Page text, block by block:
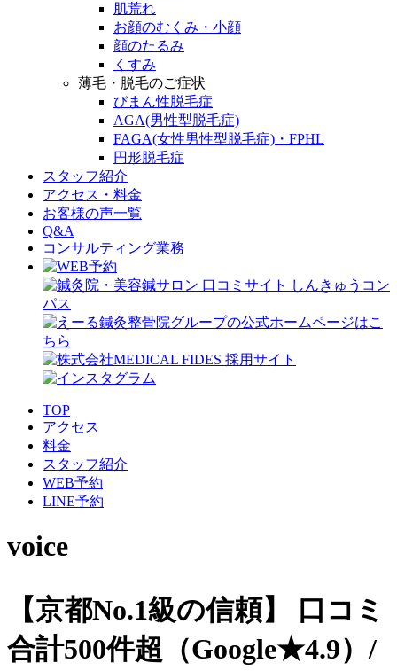
肌荒れ
お顔のむくみ・小顔
顔のたるみ
くすみ
薄毛・脱毛のご症状
びまん性脱毛症
AGA(男性型脱毛症)
FAGA(女性男性型脱毛症)・FPHL
円形脱毛症
スタッフ紹介
アクセス・料金
お客様の声一覧
Q&A
コンサルティング業務
TOP
アクセス
料金
スタッフ紹介
WEB予約
LINE予約
voice
【京都No.1級の信頼】
口コミ
合計500件超（Google★4.9）/